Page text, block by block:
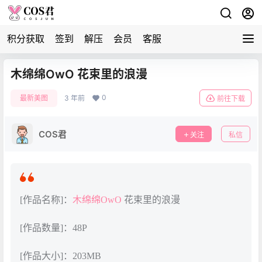
积分获取 签到 解压 会员 客服
木绵绵OwO 花束里的浪漫
最新美图 3 年前 0 前往下载
COS君 关注 私信
[作品名称]： 木绵绵OwO 花束里的浪漫
[作品数量]：48P
[作品大小]：203MB